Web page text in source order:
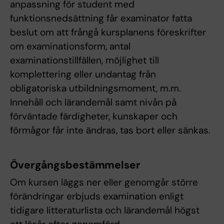
anpassning för student med
funktionsnedsättning får examinator fatta
beslut om att frångå kursplanens föreskrifter
om examinationsform, antal
examinationstillfällen, möjlighet till
komplettering eller undantag från
obligatoriska utbildningsmoment, m.m.
Innehåll och lärandemål samt nivån på
förväntade färdigheter, kunskaper och
förmågor får inte ändras, tas bort eller sänkas.
Övergångsbestämmelser
Om kursen läggs ner eller genomgår större
förändringar erbjuds examination enligt
tidigare litteraturlista och lärandemål högst